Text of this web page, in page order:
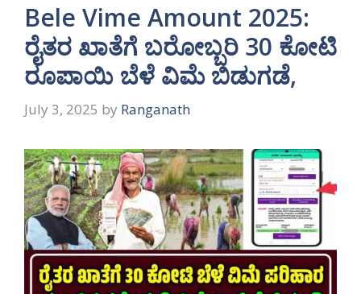
Bele Vime Amount 2025:
ರೈತರ ಖಾತೆಗೆ ಬರೋಬ್ಬರಿ 30 ಕೋಟಿ
ರೂಪಾಯಿ ಬೆಳೆ ವಿಮೆ ಬಿಡುಗಡೆ,
July 3, 2025 by Ranganath